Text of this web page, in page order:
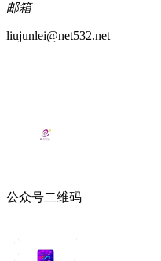
邮箱
liujunlei@net532.net
公众号二维码